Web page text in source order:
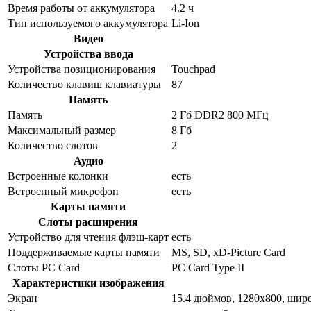
Время работы от аккумулятора
4.2 ч
Тип используемого аккумулятора Li-Ion
Видео
Устройства ввода
Устройства позиционирования
Touchpad
Количество клавиш клавиатуры
87
Память
Память
2 Гб DDR2 800 МГц
Максимальный размер
8 Гб
Количество слотов
2
Аудио
Встроенные колонки
есть
Встроенный микрофон
есть
Карты памяти
Слоты расширения
Устройство для чтения флэш-карт есть
Поддерживаемые карты памяти
MS, SD, xD-Picture Card
Cлоты PC Card
PC Card Type II
Характеристики изображения
Экран
15.4 дюймов, 1280x800,